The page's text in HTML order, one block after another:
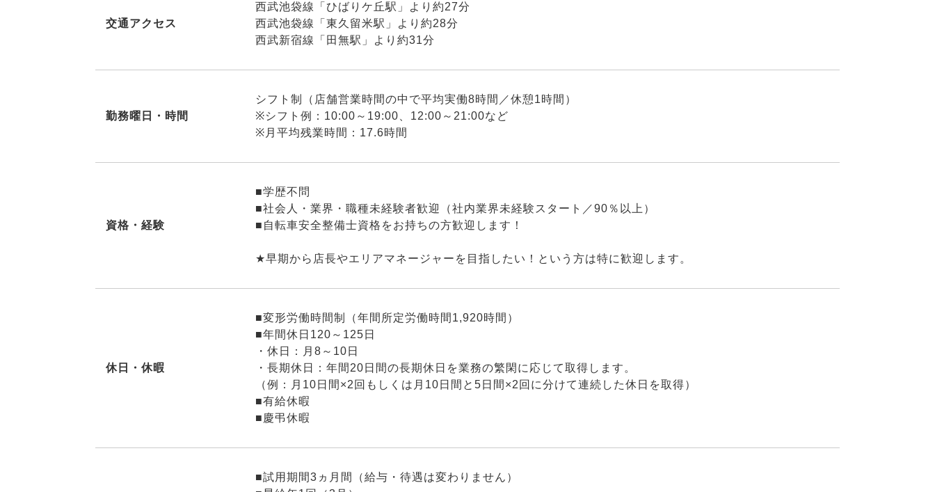
交通アクセス
西武池袋線「ひばりケ丘駅」より約27分
西武池袋線「東久留米駅」より約28分
西武新宿線「田無駅」より約31分
勤務曜日・時間
シフト制（店舗営業時間の中で平均実働8時間／休憩1時間）
※シフト例：10:00～19:00、12:00～21:00など
※月平均残業時間：17.6時間
資格・経験
■学歴不問
■社会人・業界・職種未経験者歓迎（社内業界未経験スタート／90％以上）
■自転車安全整備士資格をお持ちの方歓迎します！
★早期から店長やエリアマネージャーを目指したい！という方は特に歓迎します。
休日・休暇
■変形労働時間制（年間所定労働時間1,920時間）
■年間休日120～125日
・休日：月8～10日
・長期休日：年間20日間の長期休日を業務の繁閑に応じて取得します。
（例：月10日間×2回もしくは月10日間と5日間×2回に分けて連続した休日を取得）
■有給休暇
■慶弔休暇
■試用期間3ヵ月間（給与・待遇は変わりません）